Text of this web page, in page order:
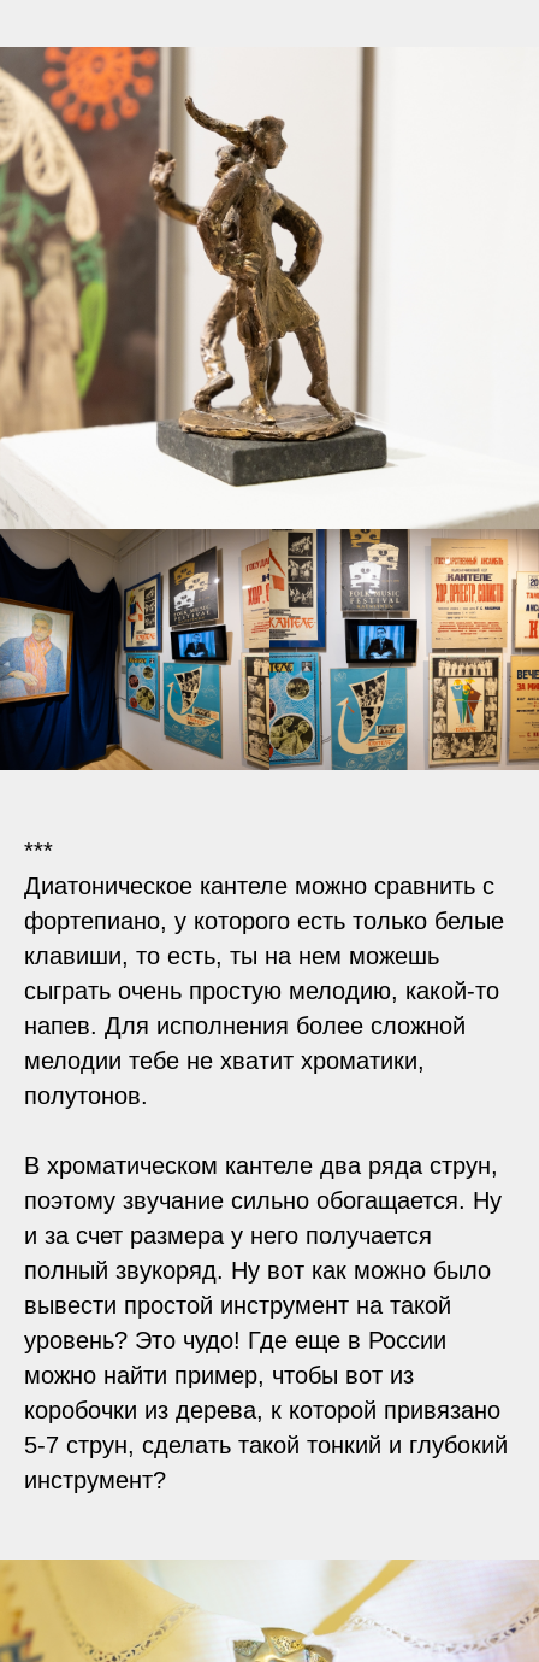
***
Диатоническое кантеле можно сравнить с
фортепиано, у которого есть только белые
клавиши, то есть, ты на нем можешь
сыграть очень простую мелодию, какой-то
напев. Для исполнения более сложной
мелодии тебе не хватит хроматики,
полутонов.
В хроматическом кантеле два ряда струн,
поэтому звучание сильно обогащается. Ну
и за счет размера у него получается
полный звукоряд. Ну вот как можно было
вывести простой инструмент на такой
уровень? Это чудо! Где еще в России
можно найти пример, чтобы вот из
коробочки из дерева, к которой привязано
5-7 струн, сделать такой тонкий и глубокий
инструмент?